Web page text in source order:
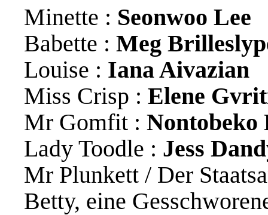
Minette : Seonwoo Lee
Babette : Meg
Louise : Iana Aivazian
Miss Crisp : Elene
Mr Gomfit : Nontobeko
Lady Toodle : Jess
Mr Plunkett / Der
Betty, eine